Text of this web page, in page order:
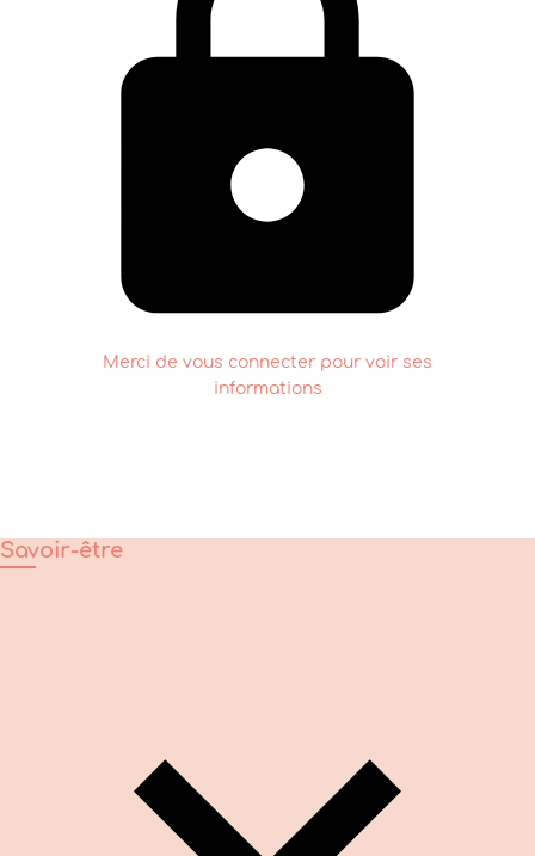
Merci de vous connecter pour voir ses
informations
Savoir-être